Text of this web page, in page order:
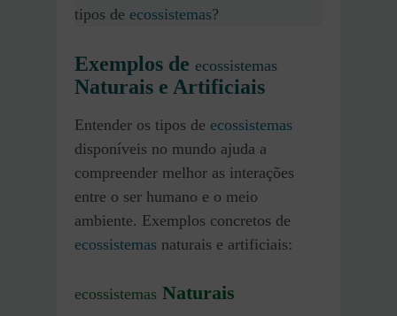
tipos de ecossistemas?
Exemplos de ecossistemas
Naturais e Artificiais
Entender os tipos de ecossistemas
disponíveis no mundo ajuda a
compreender melhor as interações
entre o ser humano e o meio
ambiente. Exemplos concretos de
ecossistemas naturais e artificiais:
ecossistemas Naturais